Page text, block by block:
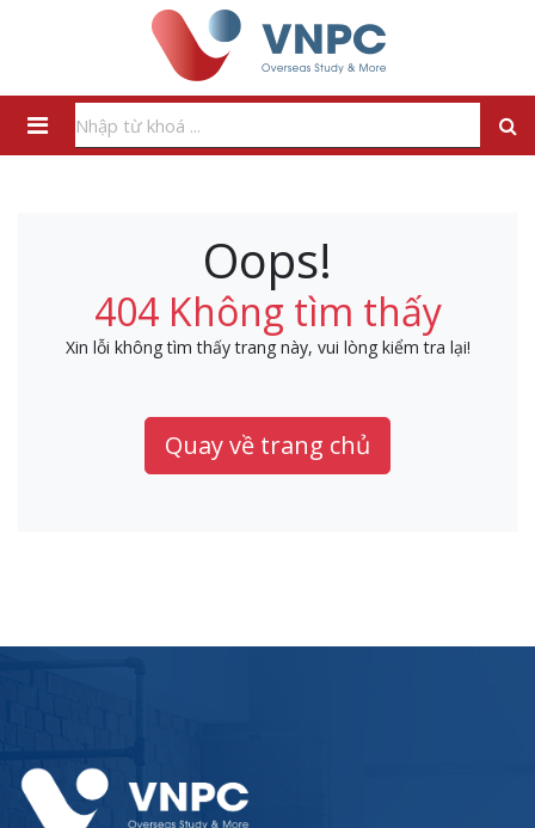
Oops!
404 Không tìm thấy
Xin lỗi không tìm thấy trang này, vui lòng kiểm tra lại!
Quay về trang chủ